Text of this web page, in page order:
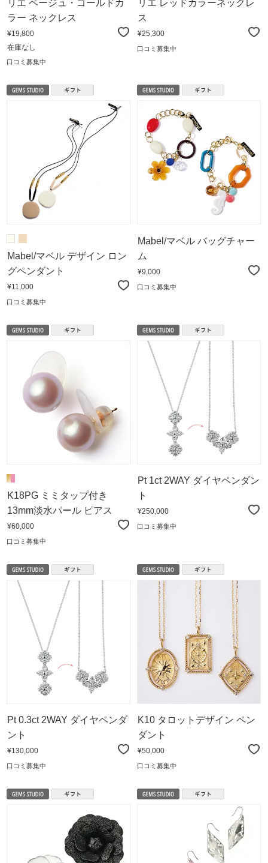
リエ ベージュ・ゴールドカ
ラー ネックレス
¥19,800
在庫なし
口コミ募集中
リエ レッドカラーネックレ
ス
¥25,300
口コミ募集中
Mabel/マベル デザイン ロン
グペンダント
¥11,000
口コミ募集中
Mabel/マベル バッグチャー
ム
¥9,000
口コミ募集中
K18PG ミミタップ付き
13mm淡水パール ピアス
¥60,000
口コミ募集中
Pt 1ct 2WAY ダイヤペンダン
ト
¥250,000
口コミ募集中
Pt 0.3ct 2WAY ダイヤペンダ
ント
¥130,000
口コミ募集中
K10 タロットデザイン ペン
ダント
¥50,000
口コミ募集中